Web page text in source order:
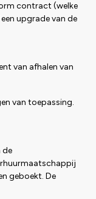
contract (welke
upgrade van de
van afhalen van
van toepassing.
de
geboekt. De